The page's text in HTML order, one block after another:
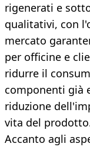
rigenerati e
qualitativi, con
mercato
per officine e
ridurre il
componenti già
riduzione
vita del
Accanto agli